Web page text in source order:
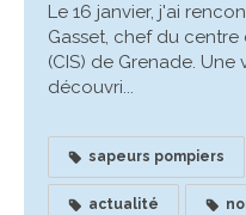
Le 16 janvier, j'ai
Gasset, chef du centre
(CIS) de Grenade.
découvri...
sapeurs pompiers
actualité